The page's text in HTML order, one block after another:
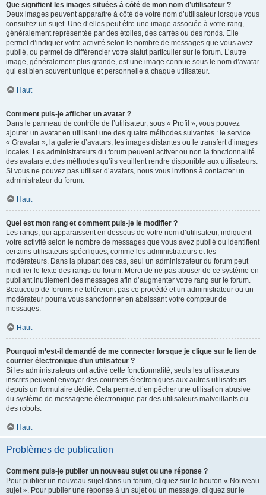
Que signifient les images situées à côté de mon nom d’utilisateur ?
Deux images peuvent apparaître à côté de votre nom d’utilisateur lorsque vous
consultez un sujet. Une d’elles peut être une image associée à votre rang,
généralement représentée par des étoiles, des carrés ou des ronds. Elle
permet d’indiquer votre activité selon le nombre de messages que vous avez
publié, ou permet de différencier votre statut particulier sur le forum. L’autre
image, généralement plus grande, est une image connue sous le nom d’avatar
qui est bien souvent unique et personnelle à chaque utilisateur.
Haut
Comment puis-je afficher un avatar ?
Dans le panneau de contrôle de l’utilisateur, sous « Profil », vous pouvez
ajouter un avatar en utilisant une des quatre méthodes suivantes : le service
« Gravatar », la galerie d’avatars, les images distantes ou le transfert d’images
locales. Les administrateurs du forum peuvent activer ou non la fonctionnalité
des avatars et des méthodes qu’ils veuillent rendre disponible aux utilisateurs.
Si vous ne pouvez pas utiliser d’avatars, nous vous invitons à contacter un
administrateur du forum.
Haut
Quel est mon rang et comment puis-je le modifier ?
Les rangs, qui apparaissent en dessous de votre nom d’utilisateur, indiquent
votre activité selon le nombre de messages que vous avez publié ou identifient
certains utilisateurs spécifiques, comme les administrateurs et les
modérateurs. Dans la plupart des cas, seul un administrateur du forum peut
modifier le texte des rangs du forum. Merci de ne pas abuser de ce système en
publiant inutilement des messages afin d’augmenter votre rang sur le forum.
Beaucoup de forums ne toléreront pas ce procédé et un administrateur ou un
modérateur pourra vous sanctionner en abaissant votre compteur de
messages.
Haut
Pourquoi m’est-il demandé de me connecter lorsque je clique sur le lien de
courrier électronique d’un utilisateur ?
Si les administrateurs ont activé cette fonctionnalité, seuls les utilisateurs
inscrits peuvent envoyer des courriers électroniques aux autres utilisateurs
depuis un formulaire dédié. Cela permet d’empêcher une utilisation abusive
du système de messagerie électronique par des utilisateurs malveillants ou
des robots.
Haut
Problèmes de publication
Comment puis-je publier un nouveau sujet ou une réponse ?
Pour publier un nouveau sujet dans un forum, cliquez sur le bouton « Nouveau
sujet ». Pour publier une réponse à un sujet ou un message, cliquez sur le